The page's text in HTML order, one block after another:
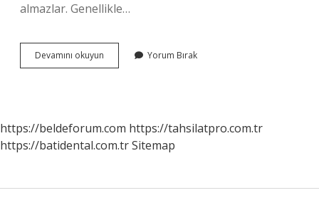
almazlar. Genellikle…
Devamını okuyun
Kelimenin
Yorum Bırak
https://beldeforum.com https://tahsilatpro.com.tr
https://batidental.com.trSitemap